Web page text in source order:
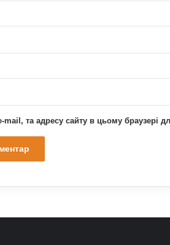
mail, та адресу сайту в цьому браузері